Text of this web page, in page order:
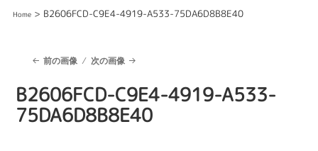
Home> B2606FCD-C9E4-4919-A533-75DA6D8B8E40
前の画像 次の画像
B2606FCD-C9E4-4919-A533-
75DA6D8B8E40